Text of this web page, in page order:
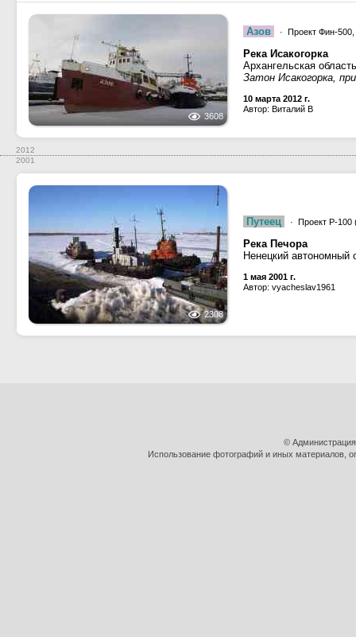
3608
Азов · Проект Фин-
Река Исакогорка
Архангельская
Затон Исакогорка,
10 марта 2012 г.
Автор: Виталий В
2012
2001
2308
Путеец · Проект Р-
Река Печора
Ненецкий автономный
1 мая 2001 г.
Автор: vyacheslav1961
©
Использование фотографий и иных материалов,